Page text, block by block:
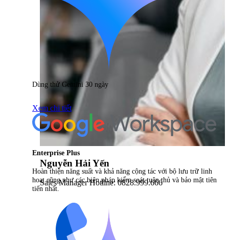
Nguyễn Hải Yến
Sales Manager Hotline: 0828.999.666
Dùng thử Gemini 30 ngày
Xem chi tiết
Enterprise Plus
Hoàn thiện năng suất và khả năng cộng tác với bộ lưu trữ linh
hoạt cũng như các biện pháp kiểm soát tuân thủ và bảo mật tiên
tiến nhất.